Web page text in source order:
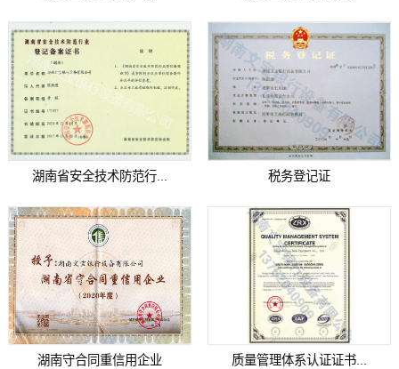
湖南省安全技术防范行... 税务登记证
湖南守合同重信用企业 质量管理体系认证证书...